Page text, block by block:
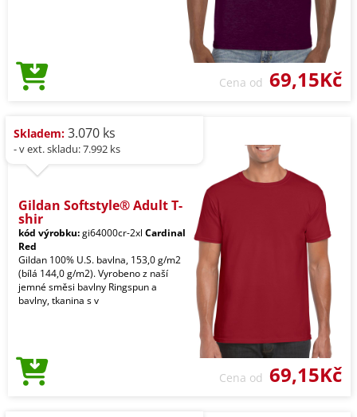
Cena od 69,15Kč
Skladem: 3.070 ks
- v ext. skladu: 7.992 ks
Gildan Softstyle® Adult T-
shir
kód výrobku:gi64000cr-2xl Cardinal
Red
Gildan 100% U.S. bavlna, 153,0 g/m2
(bílá 144,0 g/m2). Vyrobeno z naší
jemné směsi bavlny Ringspun a
bavlny, tkanina s v
Cena od 69,15Kč